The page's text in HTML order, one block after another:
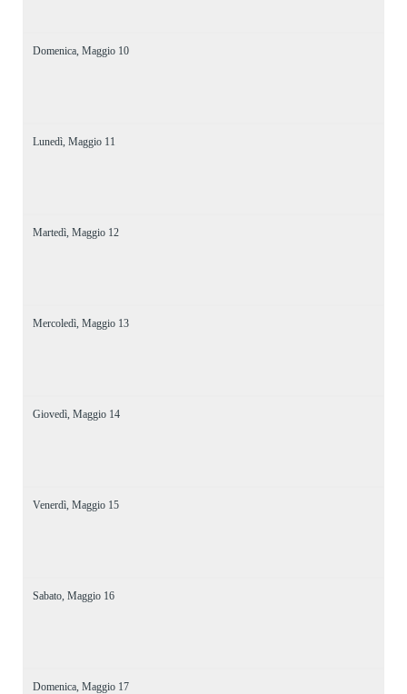
Domenica, Maggio 10
Lunedì, Maggio 11
Martedì, Maggio 12
Mercoledì, Maggio 13
Giovedì, Maggio 14
Venerdì, Maggio 15
Sabato, Maggio 16
Domenica, Maggio 17